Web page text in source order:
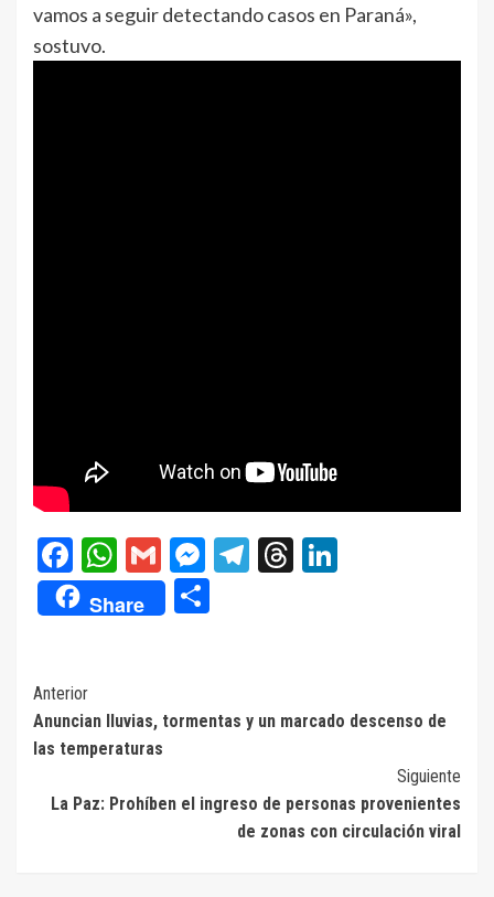
vamos a seguir detectando casos en Paraná»,
sostuvo.
Facebook
WhatsApp
GmailMessenger
Telegram
Threads
Share
Navegación
de
entradas
Anterior
Anuncian lluvias, tormentas y un marcado descenso de
las temperaturas
Siguiente
La Paz: Prohíben el ingreso de personas provenientes
de zonas con circulación viral